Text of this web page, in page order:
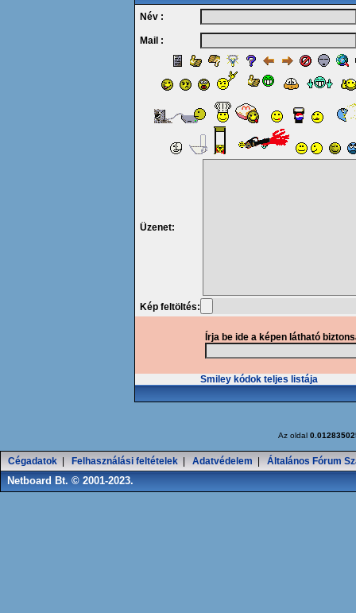
Név :
Mail :
Üzenet:
Kép feltöltés:
Írja be ide a képen látható
Smiley kódok teljes listája
Az oldal
Cégadatok Felhasználási feltételek Adatvédelem Általános Fórum
Netboard Bt. © 2001-2023.